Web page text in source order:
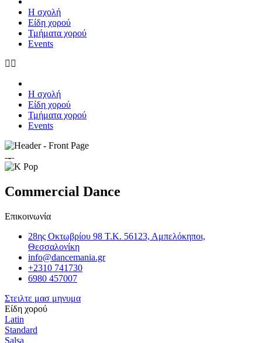
Η σχολή
Είδη χορού
Τμήματα χορού
Events
Η σχολή
Είδη χορού
Τμήματα χορού
Events
Commercial Dance
Επικοινωνία
28ης Οκτωβρίου 98 Τ.Κ. 56123, Αμπελόκηποι,
Θεσσαλονίκη
info@dancemania.gr
+2310 741730
6980 457007
Στειλτε μασ μηνυμα
Είδη χορού​
Latin
Standard
Salsa